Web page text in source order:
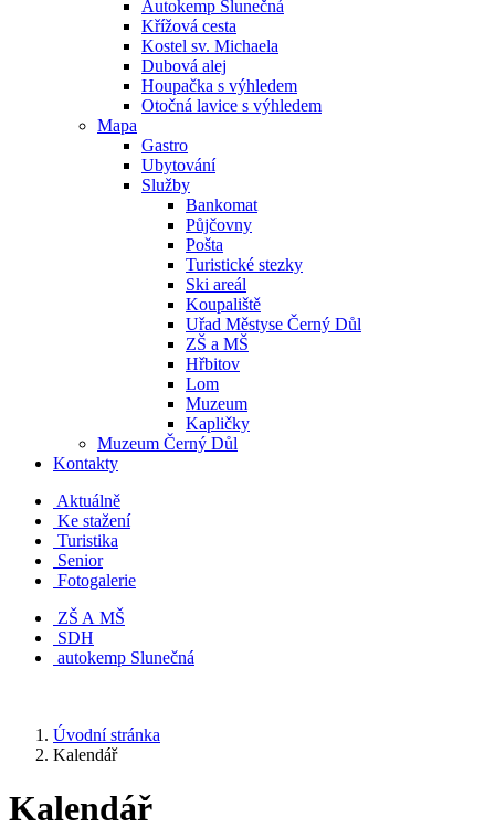
Autokemp Slunečná
Křížová cesta
Kostel sv. Michaela
Dubová alej
Houpačka s výhledem
Otočná lavice s výhledem
Mapa
Gastro
Ubytování
Služby
Bankomat
Půjčovny
Pošta
Turistické stezky
Ski areál
Koupaliště
Uřad Městyse Černý Důl
ZŠ a MŠ
Hřbitov
Lom
Muzeum
Kapličky
Muzeum Černý Důl
Kontakty
Aktuálně
Ke stažení
Turistika
Senior
Fotogalerie
ZŠ A MŠ
SDH
autokemp Slunečná
Úvodní stránka
Kalendář
Kalendář